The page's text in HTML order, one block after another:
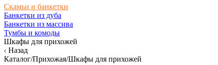
Скамьи и банкетки
Банкетки из дуба
Банкетки из массива
Тумбы и комоды
Шкафы для прихожей
Назад
Каталог/Прихожая/Шкафы для прихожей